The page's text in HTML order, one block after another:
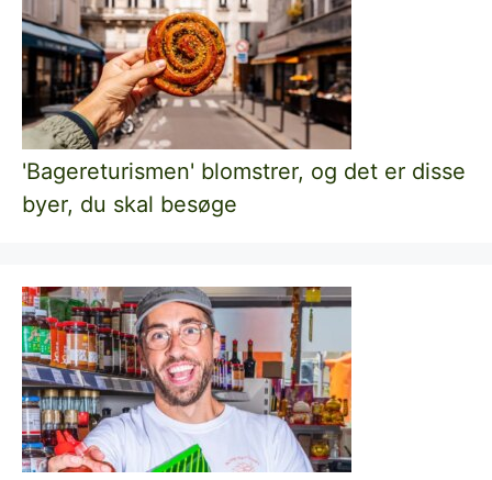
'Bagereturismen' blomstrer, og det er disse
byer, du skal besøge